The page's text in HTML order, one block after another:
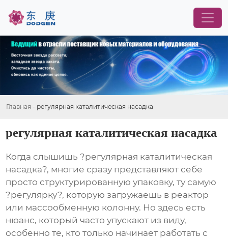
Главная - регулярная каталитическая насадка
регулярная каталитическая насадка
Когда слышишь ?регулярная каталитическая
насадка?, многие сразу представляют себе
просто структурированную упаковку, ту самую
?регулярку?, которую загружаешь в реактор
или массообменную колонну. Но здесь есть
нюанс, который часто упускают из виду,
особенно те, кто только начинает работать с